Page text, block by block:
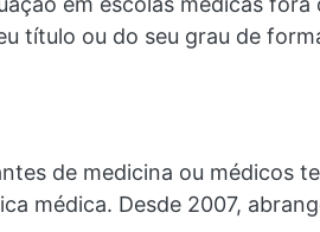
título ou do seu grau de
de medicina ou médicos
médica. Desde 2007,